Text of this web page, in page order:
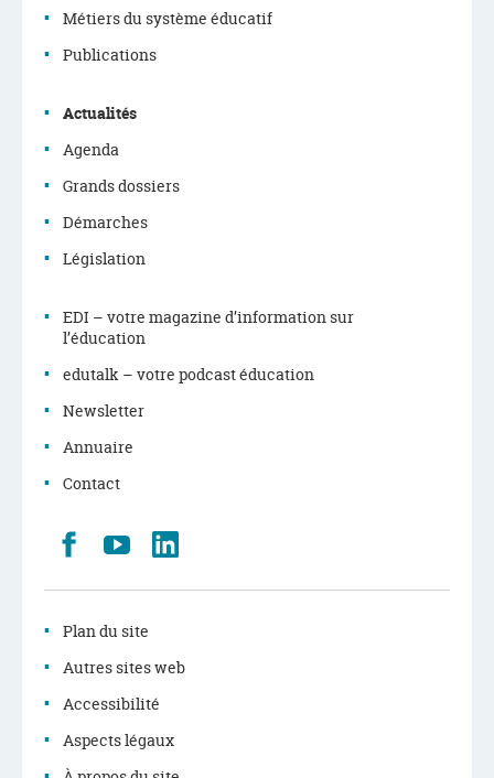
Menu
de
navigation
Métiers du système éducatif
Publications
Actualités
Agenda
Grands dossiers
Démarches
Législation
EDI – votre magazine d’information sur
l’éducation
edutalk – votre podcast éducation
Newsletter
Annuaire
Contact
Retrouvez
nous
Facebook
Youtube
Plan du site
Autres sites web
Accessibilité
Aspects légaux